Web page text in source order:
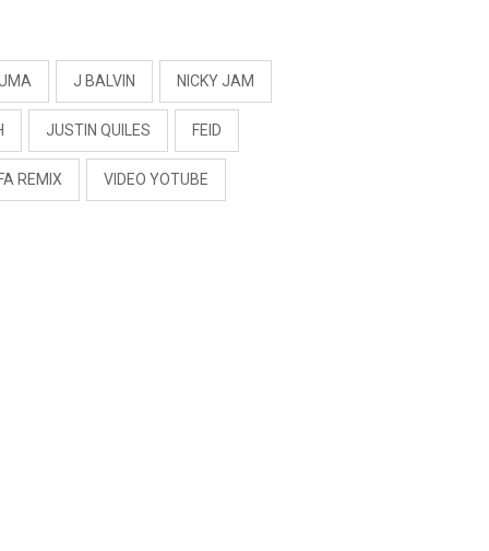
J BALVIN NICKY JAM
JUSTIN QUILES FEID
REMIX VIDEO YOTUBE